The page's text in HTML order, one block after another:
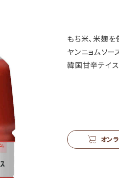
もち米、米麹を
ヤンニョムソー
韓国甘辛テイ
オン